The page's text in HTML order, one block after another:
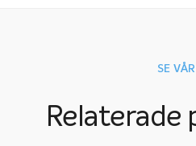
SE